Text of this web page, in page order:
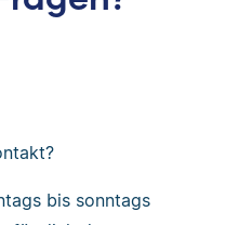
bis sonntags